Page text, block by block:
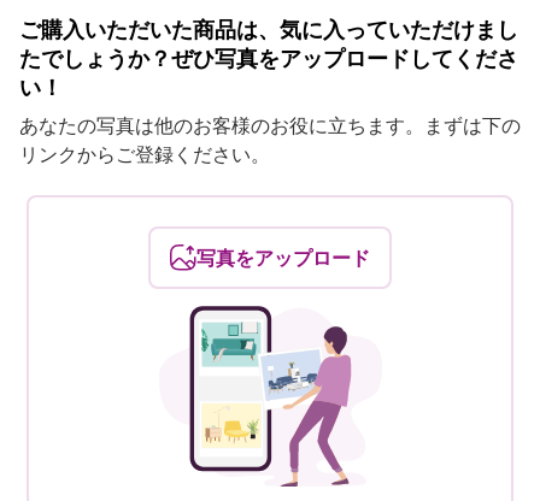
ご購入いただいた商品は、気に入っていただけまし
たでしょうか？ぜひ写真をアップロードしてくださ
い！
あなたの写真は他のお客様のお役に立ちます。まずは下の
リンクからご登録ください。
写真をアップロード